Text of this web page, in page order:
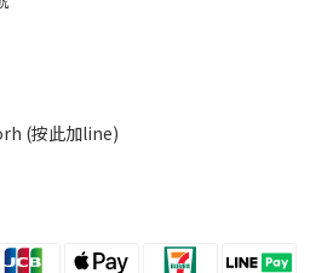
(按此加line)